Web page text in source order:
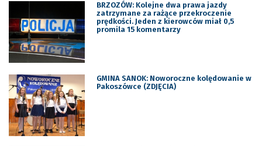
BRZOZÓW: Kolejne dwa prawa jazdy
zatrzymane za rażące przekroczenie
prędkości. Jeden z kierowców miał 0,5
promila 15 komentarzy
GMINA SANOK: Noworoczne kolędowanie w
Pakoszówce (ZDJĘCIA)